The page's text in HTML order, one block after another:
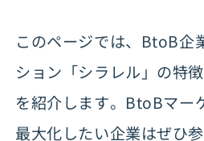
このページでは、BtoB企
ション「シラレル」の特
を紹介します。BtoBマー
最大化したい企業はぜひ